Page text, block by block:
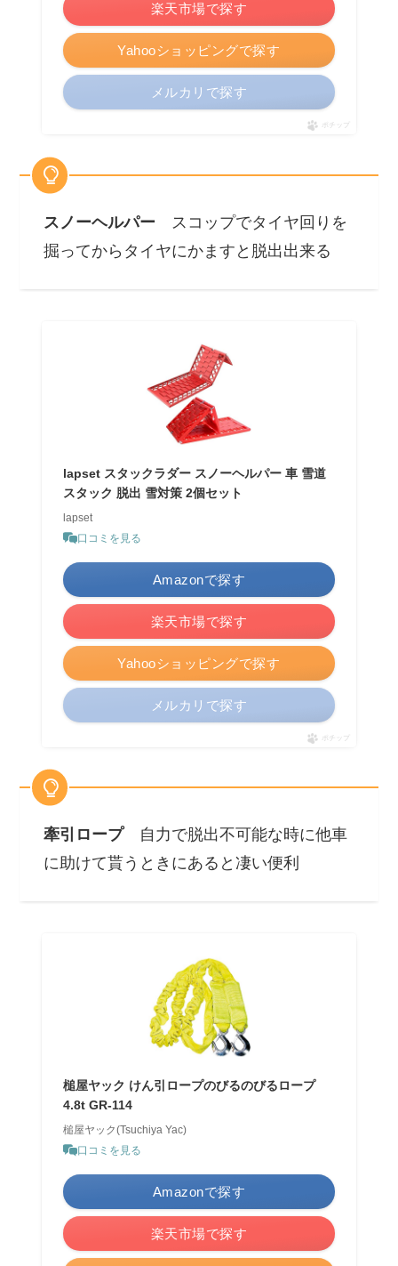
楽天市場で探す
Yahooショッピングで探す
メルカリで探す
ポチップ
スノーヘルパー スコップでタイヤ回りを
掘ってからタイヤにかますと脱出出来る
lapset スタックラダー スノーヘルパー 車 雪道
スタック 脱出 雪対策 2個セット
lapset
口コミを見る
Amazonで探す
楽天市場で探す
Yahooショッピングで探す
メルカリで探す
ポチップ
牽引ロープ自力で脱出不可能な時に他車
に助けて貰うときにあると凄い便利
槌屋ヤック けん引ロープのびるのびるロープ
4.8t GR-114
槌屋ヤック(Tsuchiya Yac)
口コミを見る
Amazonで探す
楽天市場で探す